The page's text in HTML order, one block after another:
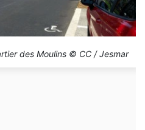
des Moulins © CC / Jesmar